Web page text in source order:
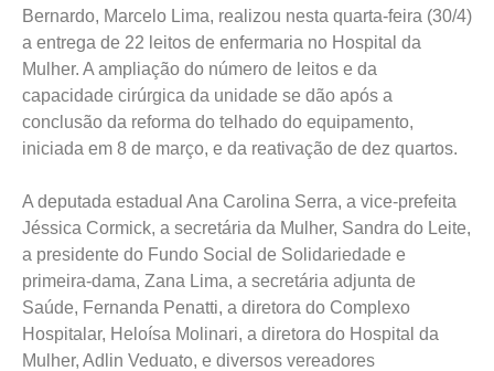
Bernardo, Marcelo Lima, realizou nesta quarta-feira (30/4)
a entrega de 22 leitos de enfermaria no Hospital da
Mulher. A ampliação do número de leitos e da
capacidade cirúrgica da unidade se dão após a
conclusão da reforma do telhado do equipamento,
iniciada em 8 de março, e da reativação de dez quartos.
A deputada estadual Ana Carolina Serra, a vice-prefeita
Jéssica Cormick, a secretária da Mulher, Sandra do Leite,
a presidente do Fundo Social de Solidariedade e
primeira-dama, Zana Lima, a secretária adjunta de
Saúde, Fernanda Penatti, a diretora do Complexo
Hospitalar, Heloísa Molinari, a diretora do Hospital da
Mulher, Adlin Veduato, e diversos vereadores